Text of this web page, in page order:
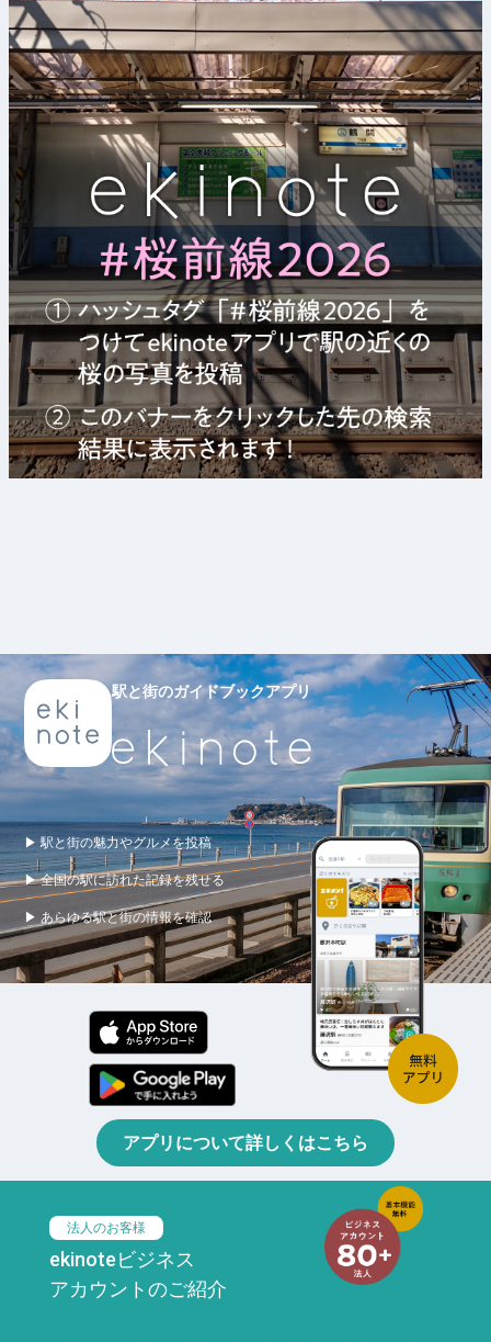
駅と街のガイドブックアプリ
▶ 駅と街の魅力やグルメを投稿
▶ 全国の駅に訪れた記録を残せる
▶ あらゆる駅と街の情報を確認
アプリについて詳しくはこちら
法人のお客様
ekinoteビジネス
アカウントのご紹介